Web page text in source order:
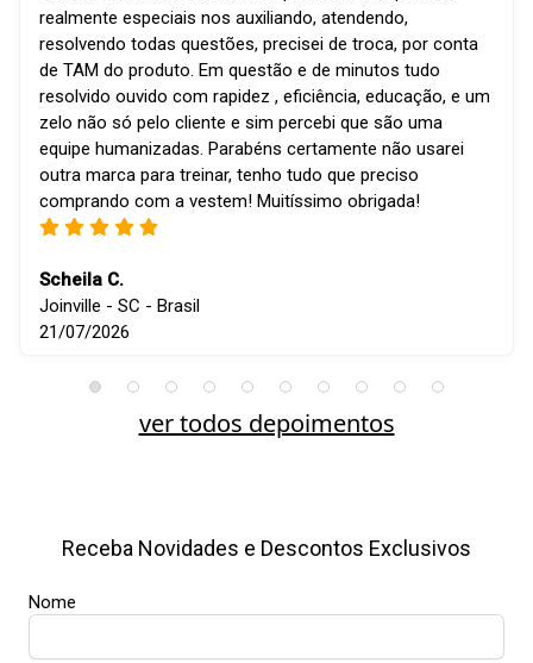
realmente especiais nos auxiliando, atendendo,
resolvendo todas questões, precisei de troca, por conta
de TAM do produto. Em questão e de minutos tudo
resolvido ouvido com rapidez , eficiência, educação, e um
zelo não só pelo cliente e sim percebi que são uma
equipe humanizadas. Parabéns certamente não usarei
outra marca para treinar, tenho tudo que preciso
comprando com a vestem! Muitíssimo obrigada!
Scheila C.
Joinville - SC - Brasil
21/07/2026
ver todos depoimentos
Receba Novidades e Descontos Exclusivos
Nome